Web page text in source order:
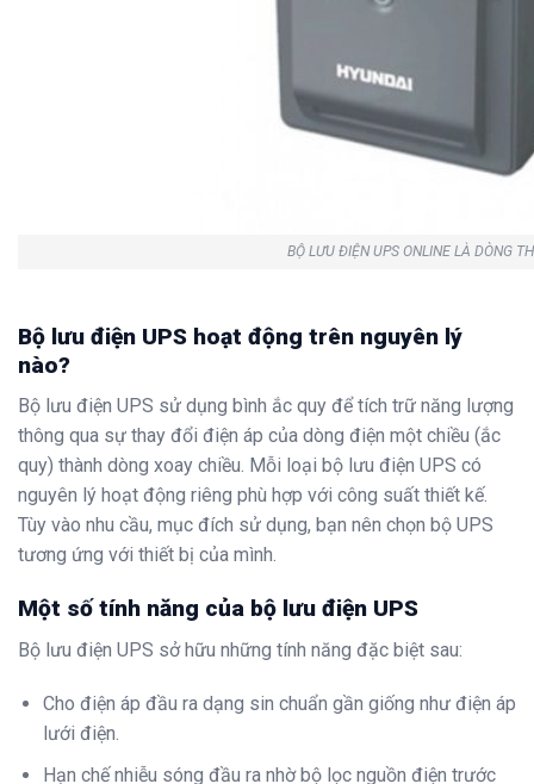
BỘ LƯU ĐIỆN UPS ONLINE LÀ DÒNG
Bộ lưu điện UPS hoạt động trên nguyên lý
nào?
Bộ lưu điện UPS sử dụng bình ắc quy để tích trữ năng lượng
thông qua sự thay đổi điện áp của dòng điện một chiều (ắc
quy) thành dòng xoay chiều. Mỗi loại bộ lưu điện UPS có
nguyên lý hoạt động riêng phù hợp với công suất thiết kế.
Tùy vào nhu cầu, mục đích sử dụng, bạn nên chọn bộ UPS
tương ứng với thiết bị của mình.
Một số tính năng của bộ lưu điện UPS
Bộ lưu điện UPS sở hữu những tính năng đặc biệt sau:
Cho điện áp đầu ra dạng sin chuẩn gần giống như điện áp
lưới điện.
Hạn chế nhiễu sóng đầu ra nhờ bộ lọc nguồn điện trước